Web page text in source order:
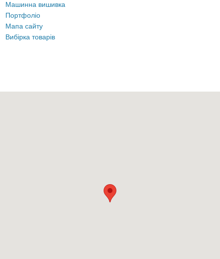
Машинна вишивка
Портфоліо
Мапа сайту
Вибірка товарів